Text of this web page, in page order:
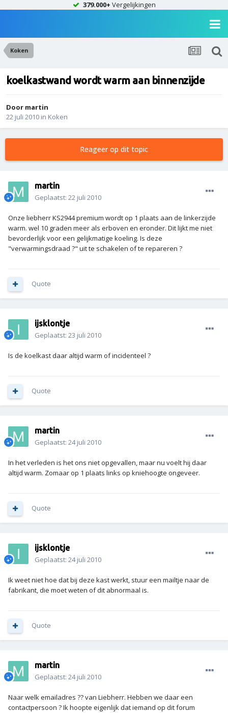
379.000+ Vergelijkingen
Koken
koelkastwand wordt warm aan binnenzijde
Door martin
22 juli 2010 in Koken
Reageer op dit topic
martin
Geplaatst: 22 juli 2010
Onze liebherr KS2944 premium wordt op 1 plaats aan de linkerzijde
warm. wel 10 graden meer als erboven en eronder. Dit lijkt me niet
bevorderlijk voor een gelijkmatige koeling. Is deze
"verwarmingsdraad ?" uit te schakelen of te repareren ?
Quote
ijsklontje
Geplaatst: 23 juli 2010
Is de koelkast daar altijd warm of incidenteel ?
Quote
martin
Geplaatst: 24 juli 2010
In het verleden is het ons niet opgevallen, maar nu voelt hij daar
altijd warm. Zomaar op 1 plaats links op kniehoogte ongeveer.
Quote
ijsklontje
Geplaatst: 24 juli 2010
Ik weet niet hoe dat bij deze kast werkt, stuur een mailtje naar de
fabrikant, die moet weten of dit abnormaal is.
Quote
martin
Geplaatst: 24 juli 2010
Naar welk emailadres ?? van Liebherr. Hebben we daar een
contactpersoon ? Ik hoopte eigenlijk dat iemand op dit forum